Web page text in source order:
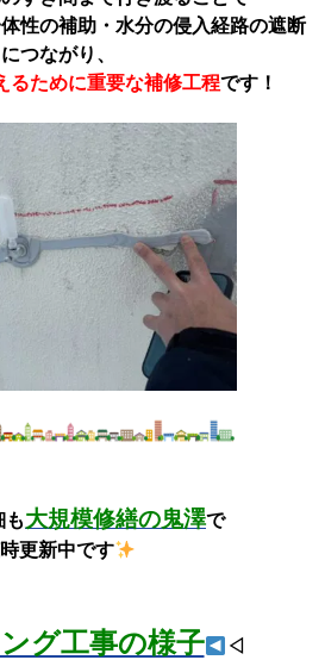
性の補助・水分の侵入経路の遮断
につながり、
るために重要な補修工程です！
も大規模修繕の鬼澤で
更新中です
グ工事の様子 ◁